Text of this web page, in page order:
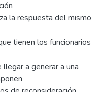
la respuesta del mismo
tienen los funcionarios
a generar a una